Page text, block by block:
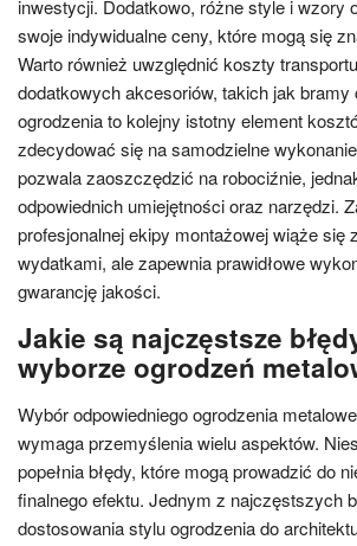
inwestycji. Dodatkowo, różne style i wzory
swoje indywidualne ceny, które mogą się
Warto również uwzględnić koszty
dodatkowych akcesoriów, takich jak
ogrodzenia to kolejny istotny element
zdecydować się na samodzielne
pozwala zaoszczędzić na robociźnie,
odpowiednich umiejętności oraz narzędzi.
profesjonalnej ekipy montażowej wiąże się
wydatkami, ale zapewnia prawidłowe
gwarancję jakości.
Jakie są najczęstsze
wyborze ogrodzeń
Wybór odpowiedniego ogrodzenia
wymaga przemyślenia wielu aspektów.
popełnia błędy, które mogą prowadzić do
finalnego efektu. Jednym z najczęstszych
dostosowania stylu ogrodzenia do